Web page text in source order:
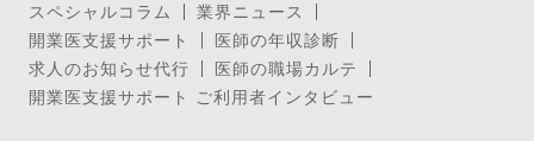
スペシャルコラム
業界ニュース
開業医支援サポート
医師の年収診断
求人のお知らせ代行
医師の職場カルテ
開業医支援サポート ご利用者インタビュー